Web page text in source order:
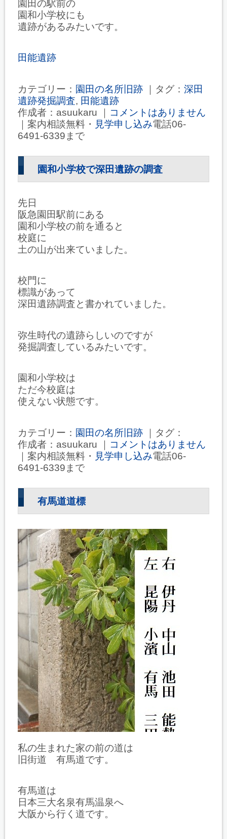
園田の駅前の
園和小学校にも
遺跡があるみたいです。
田能遺跡
カテゴリー： 園田の名所旧跡 ｜タグ： 深田
遺跡発掘調査, 田能遺跡
作成者：asuukaru ｜ コメントはありません
｜案内相談無料・ 見学申し込み電話06-
6491-6339まで
園和小学校で深田遺跡の調査
先日
阪急園田駅前にある
園和小学校の前を通ると
校庭に
土の山が出来ていました。
校門に
標識があって
深田遺跡調査と書かれていました。
弥生時代の遺跡らしいのですが
発掘調査しているみたいです。
園和小学校は
ただ今校庭は
使えない状態です。
カテゴリー： 園田の名所旧跡 ｜タグ：
作成者：asuukaru ｜ コメントはありません
｜案内相談無料・ 見学申し込み電話06-
6491-6339まで
有馬道道標
私の生まれた家の前の道は
旧街道 有馬道です。
有馬道は
日本三大名泉有馬温泉へ
大阪から行く道です。